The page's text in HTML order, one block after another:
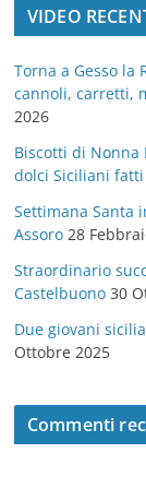
o
r
e
VIDEO
Torna a Gesso la
cannoli, carretti,
2026
Biscotti di Nonna
dolci Siciliani fatti
Settimana Santa
Assoro 28
Straordinario
Castelbuono 30
Due giovani
Ottobre 2025
Commenti